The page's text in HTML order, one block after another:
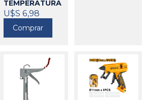
TEMPERATURA
ROJO 70ML
REX23171
U$S 6,98
Comprar